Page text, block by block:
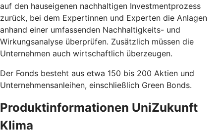
auf den hauseigenen nachhaltigen Investmentprozess
zurück, bei dem Expertinnen und Experten die Anlagen
anhand einer umfassenden Nachhaltigkeits- und
Wirkungsanalyse überprüfen. Zusätzlich müssen die
Unternehmen auch wirtschaftlich überzeugen.
Der Fonds besteht aus etwa 150 bis 200 Aktien und
Unternehmensanleihen, einschließlich Green Bonds.
Produktinformationen UniZukunft
Klima